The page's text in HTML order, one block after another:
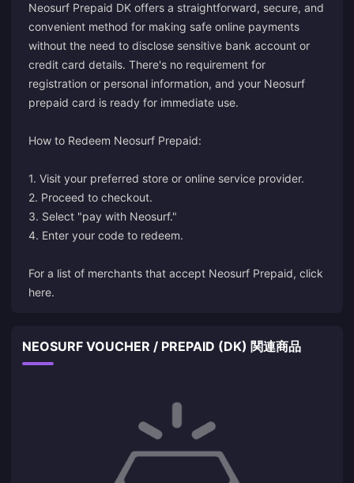
Neosurf Prepaid DK offers a straightforward, secure, and
convenient method for making safe online payments
without the need to disclose sensitive bank account or
credit card details. There's no requirement for
registration or personal information, and your Neosurf
prepaid card is ready for immediate use.
How to Redeem Neosurf Prepaid:
1. Visit your preferred store or online service provider.
2. Proceed to checkout.
3. Select "pay with Neosurf."
4. Enter your code to redeem.
For a list of merchants that accept Neosurf Prepaid, click
here.
NEOSURF VOUCHER / PREPAID (DK) 関連商品